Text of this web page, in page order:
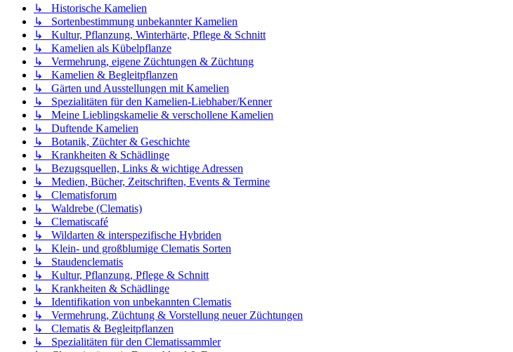
↳ Historische Kamelien
↳ Sortenbestimmung unbekannter Kamelien
↳ Kultur, Pflanzung, Winterhärte, Pflege & Schnitt
↳ Kamelien als Kübelpflanze
↳ Vermehrung, eigene Züchtungen & Züchtung
↳ Kamelien & Begleitpflanzen
↳ Gärten und Ausstellungen mit Kamelien
↳ Spezialitäten für den Kamelien-Liebhaber/Kenner
↳ Meine Lieblingskamelie & verschollene Kamelien
↳ Duftende Kamelien
↳ Botanik, Züchter & Geschichte
↳ Krankheiten & Schädlinge
↳ Bezugsquellen, Links & wichtige Adressen
↳ Medien, Bücher, Zeitschriften, Events & Termine
↳ Clematisforum
↳ Waldrebe (Clematis)
↳ Clematiscafé
↳ Wildarten & interspezifische Hybriden
↳ Klein- und großblumige Clematis Sorten
↳ Staudenclematis
↳ Kultur, Pflanzung, Pflege & Schnitt
↳ Krankheiten & Schädlinge
↳ Identifikation von unbekannten Clematis
↳ Vermehrung, Züchtung & Vorstellung neuer Züchtungen
↳ Clematis & Begleitpflanzen
↳ Spezialitäten für den Clematissammler